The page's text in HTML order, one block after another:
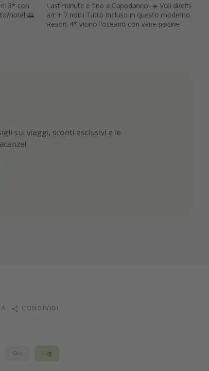
3* con
hotel 🌅
Last minute e fino a Capodanno! ☀️ Voli diretti
a/r + 7 notti Tutto Incluso in questo moderno
Resort 4* vicino l'oceano con varie piscine
sui viaggi, sconti esclusivi e le
offerte di viaggio
CONDIVIDI
Giu Lug